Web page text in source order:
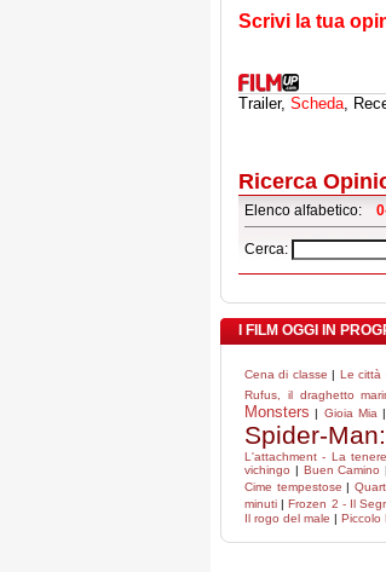
Scrivi la tua
Trailer, Scheda,
Ricerca
Elenco alfabetico:
Cerca:
I FILM OGGI IN
Cena di classe | Le città
Rufus, il draghetto
Monsters | Gioia Mia
Spider-
L'attachment - La
vichingo | Buen Camino
Cime tempestose |
minuti |Frozen 2 - Il
Il rogo del male | Piccolo